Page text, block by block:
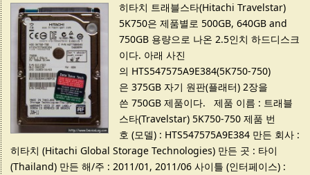
히타치 트래블스타(Hitachi Travelstar)
5K750은 제품별로 500GB, 640GB and
750GB 용량으로 나온 2.5인치 하드디스크
이다. 아래 사진
의 HTS547575A9E384(5K750-750)
은 375GB 자기 원판(플래터) 2장을
쓴 750GB 제품이다. 제품 이름 : 트래블
스타(Travelstar) 5K750-750 제품 번
호 (모델) : HTS547575A9E384 만든 회사 :
히타치 (Hitachi Global Storage Technologies) 만든 곳 : 타이
(Thailand) 만든 해/주 : 2011/01, 2011/06 사이틀 (인터페이스) :